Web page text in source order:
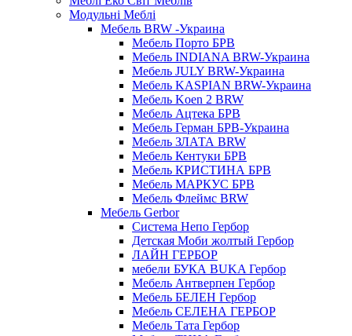
Модульні Меблі
Мебель BRW -Украина
Мебель Порто БРВ
Мебель INDIANA BRW-Украина
Мебель JULY BRW-Украина
Мебель KASPIAN BRW-Украина
Мебель Koen 2 BRW
Мебель Ацтека БРВ
Мебель Герман БРВ-Украина
Мебель ЗЛАТА BRW
Мебель Кентуки БРВ
Мебель КРИСТИНА БРВ
Мебель МАРКУС БРВ
Мебель Флеймс BRW
Мебель Gerbor
Cистема Непо Гербор
Детская Моби жолтый Гербор
ЛАЙН ГЕРБОР
мебели БУКА BUKA Гербор
Мебель Антверпен Гербор
Мебель БЕЛЕН Гербор
Мебель СЕЛЕНА ГЕРБОР
Мебель Тата Гербор